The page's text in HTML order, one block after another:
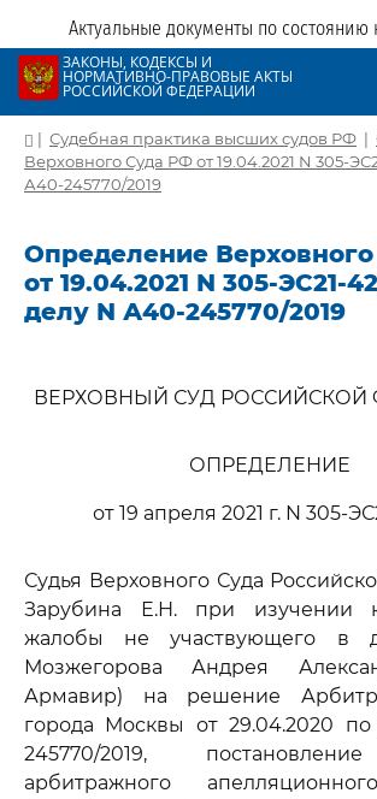
Актуальные документы по состоянию
ЗАКОНЫ, КОДЕКСЫ И
НОРМАТИВНО-ПРАВОВЫЕ АКТЫ
РОССИЙСКОЙ ФЕДЕРАЦИИ
| Судебная практика высших судов РФ |
Верховного Суда РФ от 19.04.2021 N 305-
А40-245770/2019
Определение
от 19.04.2021 N 305-ЭС21-
делу N А40-245770/2019
ВЕРХОВНЫЙ СУД РОССИЙСКОЙ
ОПРЕДЕЛЕНИЕ
от 19 апреля 2021 г. N 305-
Судья Верховного Суда
Зарубина Е.Н. при изучении
жалобы не участвующего в
Мозжегорова Андрея
Армавир) на решение
города Москвы от 29.04.2020
245770/2019,
арбитражного